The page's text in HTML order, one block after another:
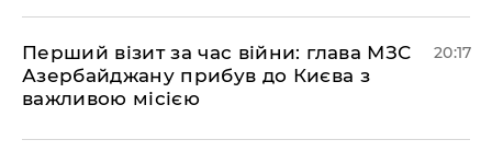
​Перший візит за час війни: глава МЗС
Азербайджану прибув до Києва з
важливою місією
20:17